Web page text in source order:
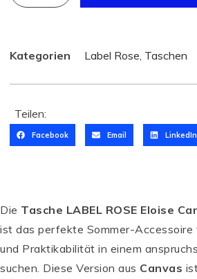
Kategorien Label Rose, Taschen
Teilen:
Facebook Email LinkedIn
Die Tasche LABEL ROSE Eloise
ist das perfekte Sommer-Accessoire
und Praktikabilität in einem
suchen. Diese Version aus Canvas